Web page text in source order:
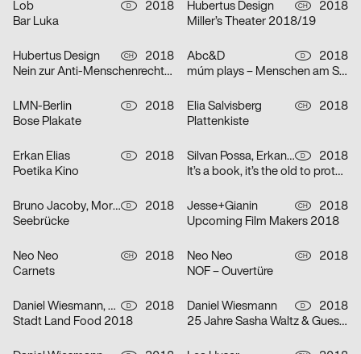
Lob D
2018
Bar Luka
Hubertus Design CH
2018
Miller’s Theater 2018/19
Hubertus Design CH
2018
Nein zur Anti-Menschenrechtsinitiative
Abc&D D
2018
múm plays – Menschen am Sonntag
LMN-Berlin D
2018
Bose Plakate
Elia Salvisberg CH
2018
Plattenkiste
Erkan Elias D
2018
Poetika Kino
Silvan Possa, Erkan Elias, Anne Dietzsch D
2018
It’s a book, it’s the old to protest, it’s the new to request
Bruno Jacoby, Moritz Appich, Johanna Schäfer D
2018
Seebrücke
Jesse+Gianin CH
2018
Upcoming Film Makers 2018
Neo Neo CH
2018
Carnets
Neo Neo CH
2018
NOF – Ouvertüre
Daniel Wiesmann, Simon Schmalhorst D
2018
Stadt Land Food 2018
Daniel Wiesmann D
2018
25 Jahre Sasha Waltz & Guests